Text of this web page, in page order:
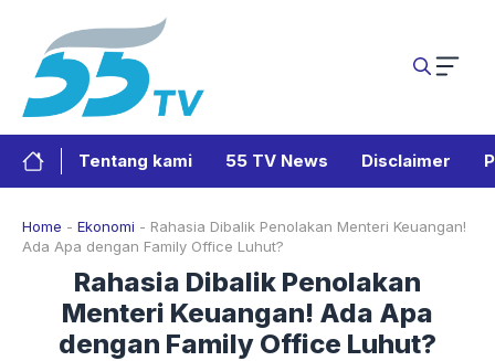
Tentang kami 55 TV News Disclaimer
Home - Ekonomi - Rahasia Dibalik Penolakan Menteri Keuangan!
Ada Apa dengan Family Office Luhut?
Rahasia Dibalik Penolakan
Menteri Keuangan! Ada Apa
dengan Family Office Luhut?